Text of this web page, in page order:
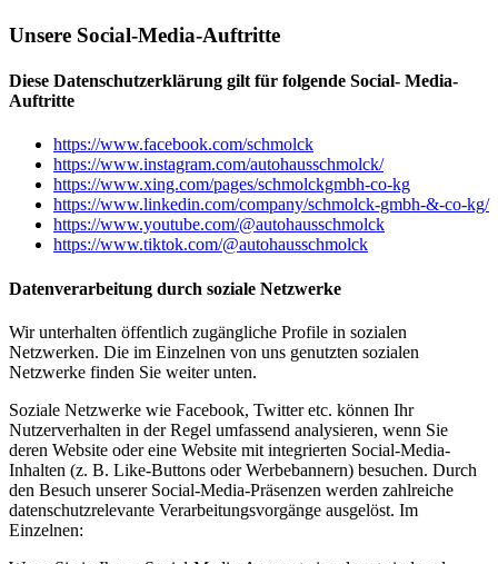
Unsere Social-Media-Auftritte
Diese Datenschutzerklärung gilt für folgende Social- Media-
Auftritte
https://www.facebook.com/schmolck
https://www.instagram.com/autohausschmolck/
https://www.xing.com/pages/schmolckgmbh-co-kg
https://www.linkedin.com/company/schmolck-gmbh-&-co-kg/
https://www.youtube.com/@autohausschmolck
https://www.tiktok.com/@autohausschmolck
Datenverarbeitung durch soziale Netzwerke
Wir unterhalten öffentlich zugängliche Profile in sozialen
Netzwerken. Die im Einzelnen von uns genutzten sozialen
Netzwerke finden Sie weiter unten.
Soziale Netzwerke wie Facebook, Twitter etc. können Ihr
Nutzerverhalten in der Regel umfassend analysieren, wenn Sie
deren Website oder eine Website mit integrierten Social-Media-
Inhalten (z. B. Like-Buttons oder Werbebannern) besuchen. Durch
den Besuch unserer Social-Media-Präsenzen werden zahlreiche
datenschutzrelevante Verarbeitungsvorgänge ausgelöst. Im
Einzelnen: